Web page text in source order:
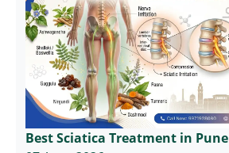
Best Sciatica Treatment in Pune